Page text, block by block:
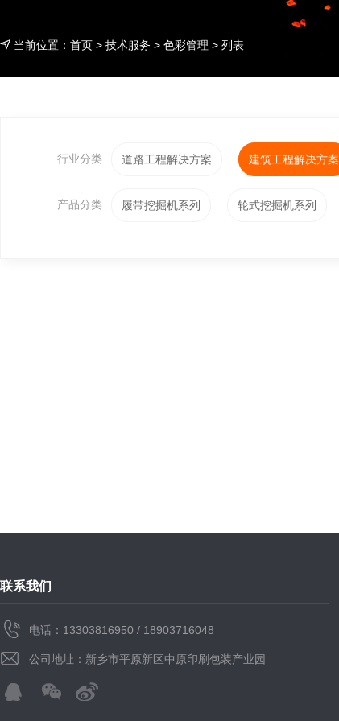
当前位置： 首页 > 技术服务 > 色彩管理 > 列表
行业分类 道路工程解决方案 建筑工程解决方案
产品分类 履带挖掘机系列 轮式挖掘机系列
联系我们
电话：13303816950 / 18903716048
公司地址：新乡市平原新区中原印刷包装产业园